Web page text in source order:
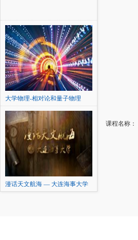
大学物理-相对论和量子物理
漫话天文航海 — 大连海事大学
课程名称：